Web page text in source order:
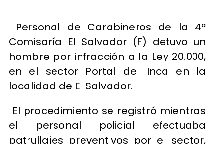
Personal de Carabineros de la 4ª
Comisaría El Salvador (F) detuvo un
hombre por infracción a la Ley 20.000,
en el sector Portal del Inca en la
localidad de El Salvador.
El procedimiento se registró mientras
el personal policial efectuaba
patrullajes preventivos por el sector,